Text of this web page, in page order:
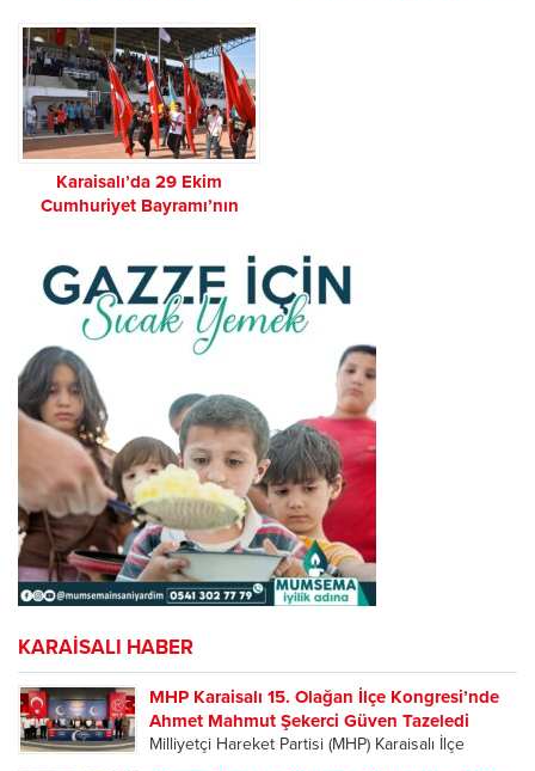
Karaisalı’da 29 Ekim
Cumhuriyet Bayramı’nın
KARAİSALI HABER
MHP Karaisalı 15. Olağan İlçe Kongresi’nde
Ahmet Mahmut Şekerci Güven Tazeledi
Milliyetçi Hareket Partisi (MHP) Karaisalı İlçe